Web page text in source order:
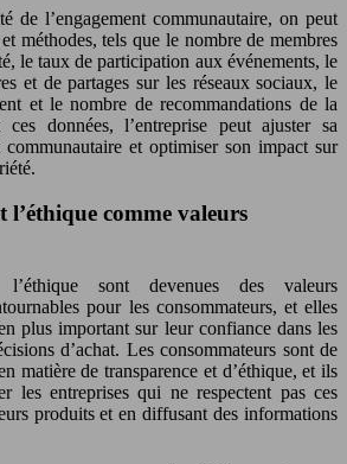
de l’engagement communautaire, on peut
méthodes, tels que le nombre de membres
le taux de participation aux événements, le
et de partages sur les réseaux sociaux, le
et le nombre de recommandations de la
données, l’entreprise peut ajuster sa
communautaire et optimiser son impact sur
l’éthique comme valeurs
sont devenues des valeurs
pour les consommateurs, et elles
plus important sur leur confiance dans les
d’achat. Les consommateurs sont de
matière de transparence et d’éthique, et ils
les entreprises qui ne respectent pas ces
produits et en diffusant des informations